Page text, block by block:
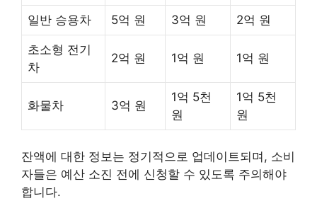
일반 승용차 5억 원 3억 원 2억 원
초소형 전기
차
2억 원 1억 원 1억 원
화물차 3억 원
1억 5천
원
1억 5천
원
잔액에 대한 정보는 정기적으로 업데이트되며, 소비
자들은 예산 소진 전에 신청할 수 있도록 주의해야
합니다.